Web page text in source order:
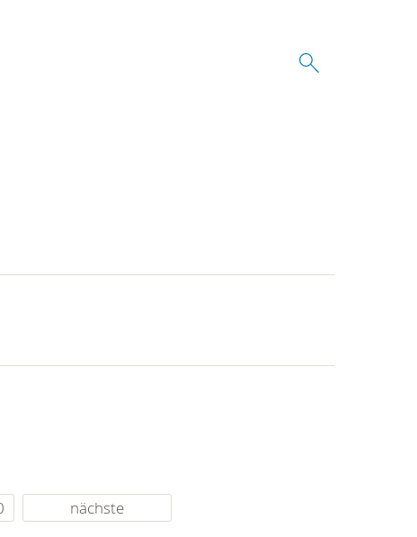
nächste